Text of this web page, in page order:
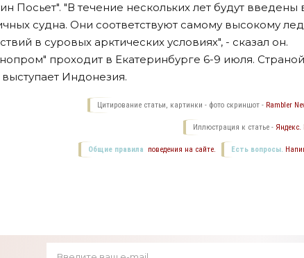
Посьет". "В течение нескольких лет будут введены
судна. Они соответствуют самому высокому
в суровых арктических условиях", - сказал он.
проходит в Екатеринбурге 6-9 июля.
Индонезия.
Цитирование статьи, картинки - фото скриншот - Rambler
Иллюстрация к статье - Яндекс.
Есть вопросы.
Общие правила поведения на сайте.